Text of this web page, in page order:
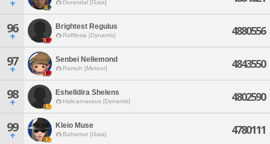
Durandal [Gaia]
96 Brightest Regulus
Rafflesia [Dynamis] 4880556
97 Senbei Nellemond
Ramuh [Meteor] 4843550
98 Eshelldira Shelens
Halicarnassus [Dynamis] 4802590
99 Kleio Muse
Bahamut [Gaia] 4780111